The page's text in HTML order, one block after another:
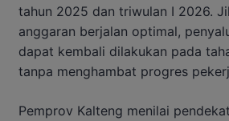
tahun 2025 dan triwulan I 2026.
anggaran berjalan optimal,
dapat kembali dilakukan pada
tanpa menghambat progres
Pemprov Kalteng menilai